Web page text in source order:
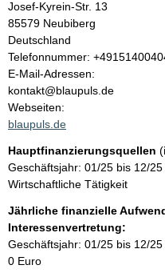
h
a
l
t
Josef-Kyrein-Str. 13
85579 Neubiberg
Deutschland
K
o
n
t
a
t
i
n
f
o
r
m
Telefonnummer:
E-Mail-Adressen:
kontakt@blaupuls.de
Webseiten:
blaupuls.de
Hauptfinanzierungsquellen
Geschäftsjahr: 01/25 bis 12/25
Wirtschaftliche Tätigkeit
Jährliche finanzielle
Interessenvertretung:
Geschäftsjahr: 01/25 bis 12/25
0 Euro